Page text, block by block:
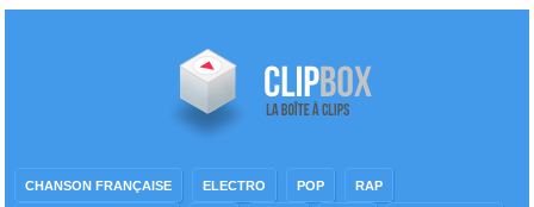
CHANSON FRANÇAISE ELECTRO POP RAP